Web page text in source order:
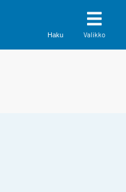
Haku Valikko